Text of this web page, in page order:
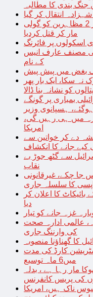
بندی کا مطالبہ
انتقال کر گیا
پاناما میں پروفیسر نے روڈ بلاک کرنے پر 2 مظاہرین کو گولی
مار کر قتل کردیا
اسکولوں پر فائرنگ
مصنف عارف انیس
کے نام
بغض میں پیش پیش
سکا، ایک بار پھر
کو نشانہ بنا ڈالا
بمباری پر گونگے
ہسپانوی وزیر
میں ہی رہیں گی،
امریکا
دے کر خواتین سے
جانے کا انکشاف
سے گٹھ جوڑ بے
نقاب
جا چکے، غیرقانونی
کا سلسلہ جاری
کا اعلان کر
دیا
غزہ جانے کو تیار
عالمی ادارہ صحت
کی وارننگ جاری
کا گھناؤنا منصوبہ
کارڈ کی مدت
میں6 ماہ توسیع
مار رہا ہے ، بدلہ
کی پریس کانفرنس
ناک ہیں، امریکا